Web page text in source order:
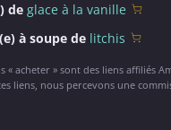
de glace à la vanille
à soupe de litchis
« acheter » sont des liens affiliés
liens, nous percevons une